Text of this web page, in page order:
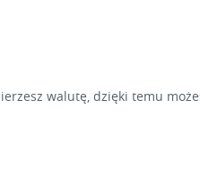
walutę, dzięki temu